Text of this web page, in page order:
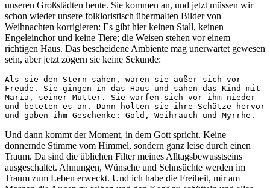
unseren Großstädten heute. Sie kommen an, und jetzt müssen wir
schon wieder unsere folkloristisch übermalten Bilder von
Weihnachten korrigieren: Es gibt hier keinen Stall, keinen
Engeleinchor und keine Tiere; die Weisen stehen vor einem
richtigen Haus. Das bescheidene Ambiente mag unerwartet gewesen
sein, aber jetzt zögern sie keine Sekunde:
Als sie den Stern sahen, waren sie außer sich vor
Freude. Sie gingen in das Haus und sahen das Kind mit
Maria, seiner Mutter. Sie warfen sich vor ihm nieder
und beteten es an. Dann holten sie ihre Schätze hervor
und gaben ihm Geschenke: Gold, Weihrauch und Myrrhe.
Und dann kommt der Moment, in dem Gott spricht. Keine
donnernde Stimme vom Himmel, sondern ganz leise durch einen
Traum. Da sind die üblichen Filter meines Alltagsbewusstseins
ausgeschaltet. Ahnungen, Wünsche und Sehnsüchte werden im
Traum zum Leben erweckt. Und ich habe die Freiheit, mir am